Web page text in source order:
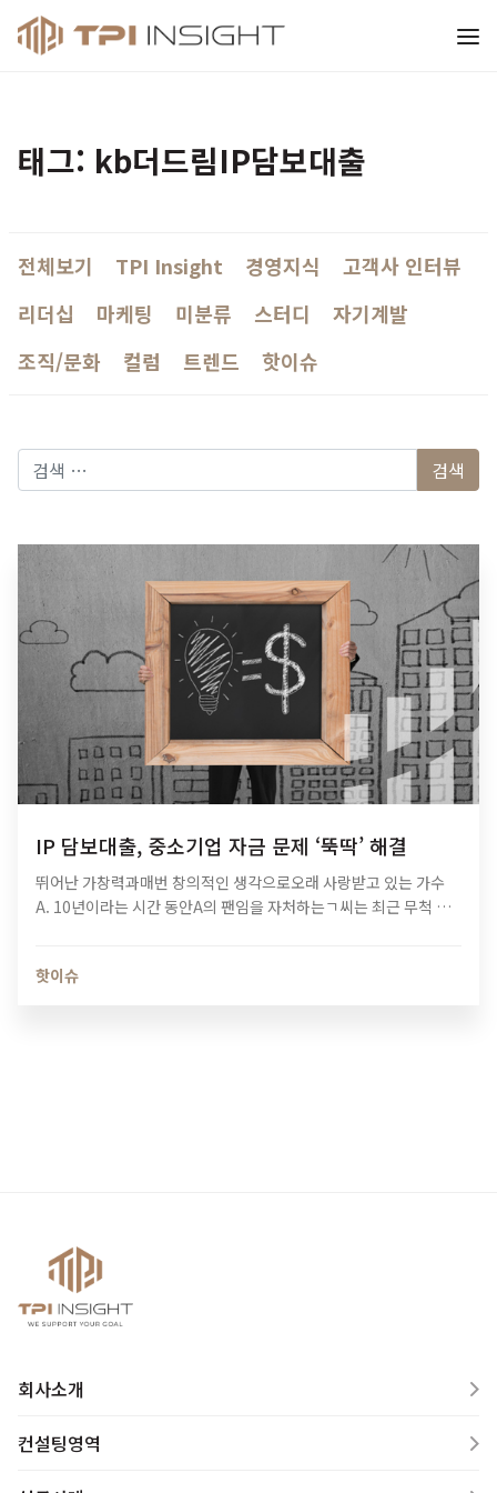
티피아이 인사이트
태그: kb더드림IP담보대출
전체보기 TPI Insight 경영지식
고객사 인터뷰
리더십
마케팅 미분류 스터디
자기계발
조직/문화
컬럼 트렌드 핫이슈
다음 검색:
IP 담보대출, 중소기업 자금 문제 ‘뚝딱’ 해결
뛰어난 가창력과매번 창의적인 생각으로오래 사랑받고 있는 가수
A. 10년이라는 시간 동안A의 팬임을 자처하는ㄱ씨는 최근 무척 흥
‘음악 저작권료…
핫이슈
회사소개
컨설팅영역